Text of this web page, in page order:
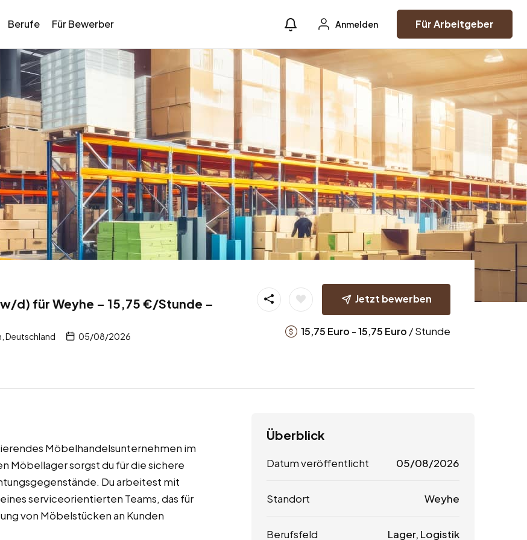
Berufe Für Bewerber Anmelden Für Arbeitgeber
d) für Weyhe – 15,75 €/Stunde –
Deutschland 05/08/2026
Jetzt bewerben
15,75 Euro -15,75 Euro / Stunde
Möbelhandelsunternehmen im
Möbellager sorgst du für die sichere
Du arbeitest mit
serviceorientierten Teams, das für
von Möbelstücken an Kunden
Überblick
Datum veröffentlicht 05/08/2026
Standort Weyhe
Berufsfeld Lager, Logistik